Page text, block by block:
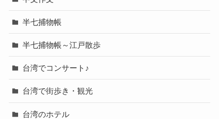
半七捕物帳
半七捕物帳～江戸散歩
台湾でコンサート♪
台湾で街歩き・観光
台湾のホテル